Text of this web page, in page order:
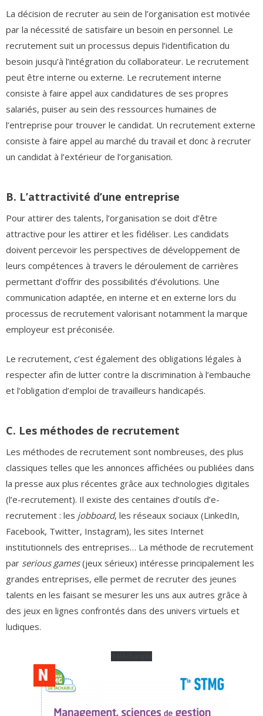
La décision de recruter au sein de l’organisation est motivée
par la nécessité de satisfaire un besoin en personnel. Le
recrutement suit un processus depuis l’identification du
besoin jusqu’à l’intégration du collaborateur. Le recrutement
peut être interne ou externe. Le recrutement interne
consiste à faire appel aux candidatures de ses propres
salariés, puiser au sein des ressources humaines de
l’entreprise pour trouver le candidat. Un recrutement externe
consiste à faire appel au marché du travail et donc à recruter
un candidat à l’extérieur de l’organisation.
B. L’attractivité d’une entreprise
Pour attirer des talents, l’organisation se doit d’être
attractive pour les attirer et les fidéliser. Les candidats
doivent percevoir les perspectives de développement de
leurs compétences à travers le déroulement de carrières
permettant d’offrir des possibilités d’évolutions. Une
communication adaptée, en interne et en externe lors du
processus de recrutement valorisant notamment la marque
employeur est préconisée.
Le recrutement, c’est également des obligations légales à
respecter afin de lutter contre la discrimination à l’embauche
et l’obligation d’emploi de travailleurs handicapés.
C. Les méthodes de recrutement
Les méthodes de recrutement sont nombreuses, des plus
classiques telles que les annonces affichées ou publiées dans
la presse aux plus récentes grâce aux technologies digitales
(l’e-recrutement). Il existe des centaines d’outils d’e-
recrutement : les jobboard, les réseaux sociaux (LinkedIn,
Facebook, Twitter, Instagram), les sites Internet
institutionnels des entreprises… La méthode de recrutement
par serious games(jeux sérieux) intéresse principalement les
grandes entreprises, elle permet de recruter des jeunes
talents en les faisant se mesurer les uns aux autres grâce à
des jeux en lignes confrontés dans des univers virtuels et
ludiques.